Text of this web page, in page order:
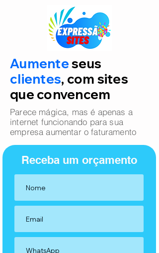
Aumenteseus
clientes, com sites
que convencem
Parece mágica, mas é apenas a
internet funcionando para sua
empresa aumentar o faturamento
Receba um orçamento